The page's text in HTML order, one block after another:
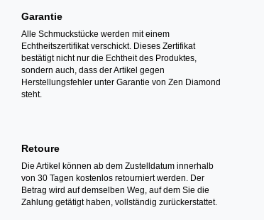
Garantie
Alle Schmuckstücke werden mit einem
Echtheitszertifikat verschickt. Dieses Zertifikat
bestätigt nicht nur die Echtheit des Produktes,
sondern auch, dass der Artikel gegen
Herstellungsfehler unter Garantie von Zen Diamond
steht.
Retoure
Die Artikel können ab dem Zustelldatum innerhalb
von 30 Tagen kostenlos retourniert werden. Der
Betrag wird auf demselben Weg, auf dem Sie die
Zahlung getätigt haben, vollständig zurückerstattet.